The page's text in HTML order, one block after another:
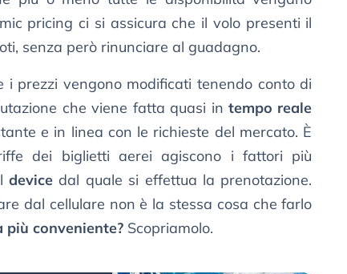
pricing ci si assicura che il volo presenti il
senza però rinunciare al guadagno.
i prezzi vengono modificati tenendo conto di
che viene fatta quasi in tempo reale
e in linea con le richieste del mercato. È
dei biglietti aerei agiscono i fattori più
device dal quale si effettua la prenotazione.
dal cellulare non è la stessa cosa che farlo
più conveniente? Scopriamolo.